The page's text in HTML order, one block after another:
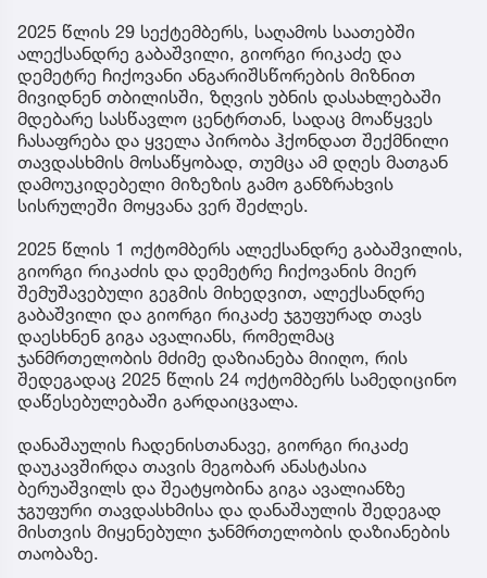
2025 წლის 29 სექტემბერს, საღამოს საათებში
ალექსანდრე გაბაშვილი, გიორგი რიკაძე და
დემეტრე ჩიქოვანი ანგარიშსწორების მიზნით
მივიდნენ თბილისში, ზღვის უბნის დასახლებაში
მდებარე სასწავლო ცენტრთან, სადაც მოაწყვეს
ჩასაფრება და ყველა პირობა ჰქონდათ შექმნილი
თავდასხმის მოსაწყობად, თუმცა ამ დღეს მათგან
დამოუკიდებელი მიზეზის გამო განზრახვის
სისრულეში მოყვანა ვერ შეძლეს.
2025 წლის 1 ოქტომბერს ალექსანდრე გაბაშვილის,
გიორგი რიკაძის და დემეტრე ჩიქოვანის მიერ
შემუშავებული გეგმის მიხედვით, ალექსანდრე
გაბაშვილი და გიორგი რიკაძე ჯგუფურად თავს
დაესხნენ გიგა ავალიანს, რომელმაც
ჯანმრთელობის მძიმე დაზიანება მიიღო, რის
შედეგადაც 2025 წლის 24 ოქტომბერს სამედიცინო
დაწესებულებაში გარდაიცვალა.
დანაშაულის ჩადენისთანავე, გიორგი რიკაძე
დაუკავშირდა თავის მეგობარ ანასტასია
ბერუაშვილს და შეატყობინა გიგა ავალიანზე
ჯგუფური თავდასხმისა და დანაშაულის შედეგად
მისთვის მიყენებული ჯანმრთელობის დაზიანების
თაობაზე.